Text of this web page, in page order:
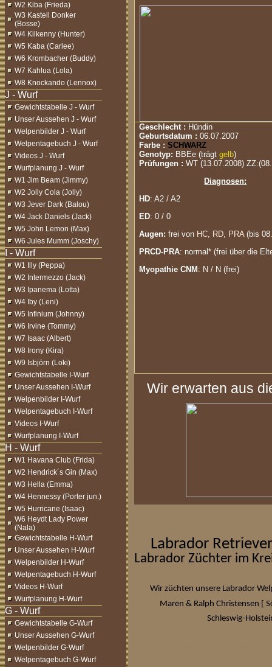
W2 Kiba (Frieda)
W3 Kastell Donker
(Bosse)
W4 Kilkenny (Hunter)
W5 Kaba (Carlee)
W6 Krombacher (Buddy)
W7 Kahlua (Lola)
W8 Knockando (Lennox)
Gewichtstabelle J - Wurf
Unser Aussehen J - Wurf
Welpenbilder J - Wurf
Welpentagebuch J - Wurf
Videos J - Wurf
Wurfplanung J - Wurf
W1 Jim Beam (Jimmy)
W2 Jolly Cola (Jolly)
W3 Jever Dark (Balou)
W4 Jack Daniels (Jack)
W5 John Lemon (Max)
W6 Jules Mumm (Joschy)
W1 Illy (Peppa)
W2 Intermezzo (Jack)
W3 Ipanema (Lotta)
W4 Iby (Leni)
W5 Infinium (Johnny)
W6 Irvine (Tommy)
W7 Isaac (Albert)
W8 Irony (Kira)
W9 Isbjörn (Loki)
Gewichtstabelle I-Wurf
Unser Aussehen I-Wurf
Welpenbilder I-Wurf
Welpentagebuch I-Wurf
Videos I-Wurf
Wurfplanung I-Wurf
W1 Havana Club (Frida)
W2 Hendrick´s Gin (Max)
W3 Hella (Emma)
W4 Hennessy (Porter jun.)
W5 Hurricane (Isaac)
W6 Heydt Lady Power
(Nala)
Gewichtstabelle H-Wurf
Unser Aussehen H-Wurf
Welpenbilder H-Wurf
Welpentagebuch H-Wurf
Videos H-Wurf
Wurfplanung H-Wurf
Gewichtstabelle G-Wurf
Unser Aussehen G-Wurf
Welpenbilder G-Wurf
Welpentagebuch G-Wurf
Geschlecht : Hündin
Geburtsdatum :06.07.2007
Farbe :SCHWARZ
Genotyp: BBEe (trägt gelb)
Prüfungen :WT (13.07.2008)
Diagnosen:
HD: A2 / A2
ED: 0 / 0
Augen: frei von HC, RD, PRA (bis
PRCD-PRA: normal* (frei über die
Myopathie CNM : N / N (frei)
Wir erwarten aus
Labrador
Labrador Züchter im
Wir züchten unsere Labrador
Maren & Ralph Christensen [
Schleswig-